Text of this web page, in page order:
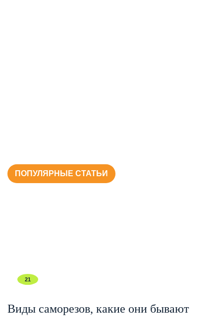
ПОПУЛЯРНЫЕ СТАТЬИ
21
Виды саморезов, какие они бывают